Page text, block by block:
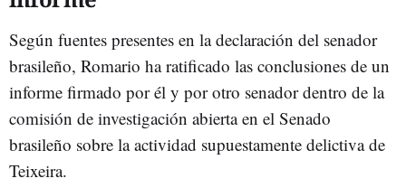
Según fuentes presentes en la declaración del senador
brasileño, Romario ha ratificado las conclusiones de un
informe firmado por él y por otro senador dentro de la
comisión de investigación abierta en el Senado
brasileño sobre la actividad supuestamente delictiva de
Teixeira.